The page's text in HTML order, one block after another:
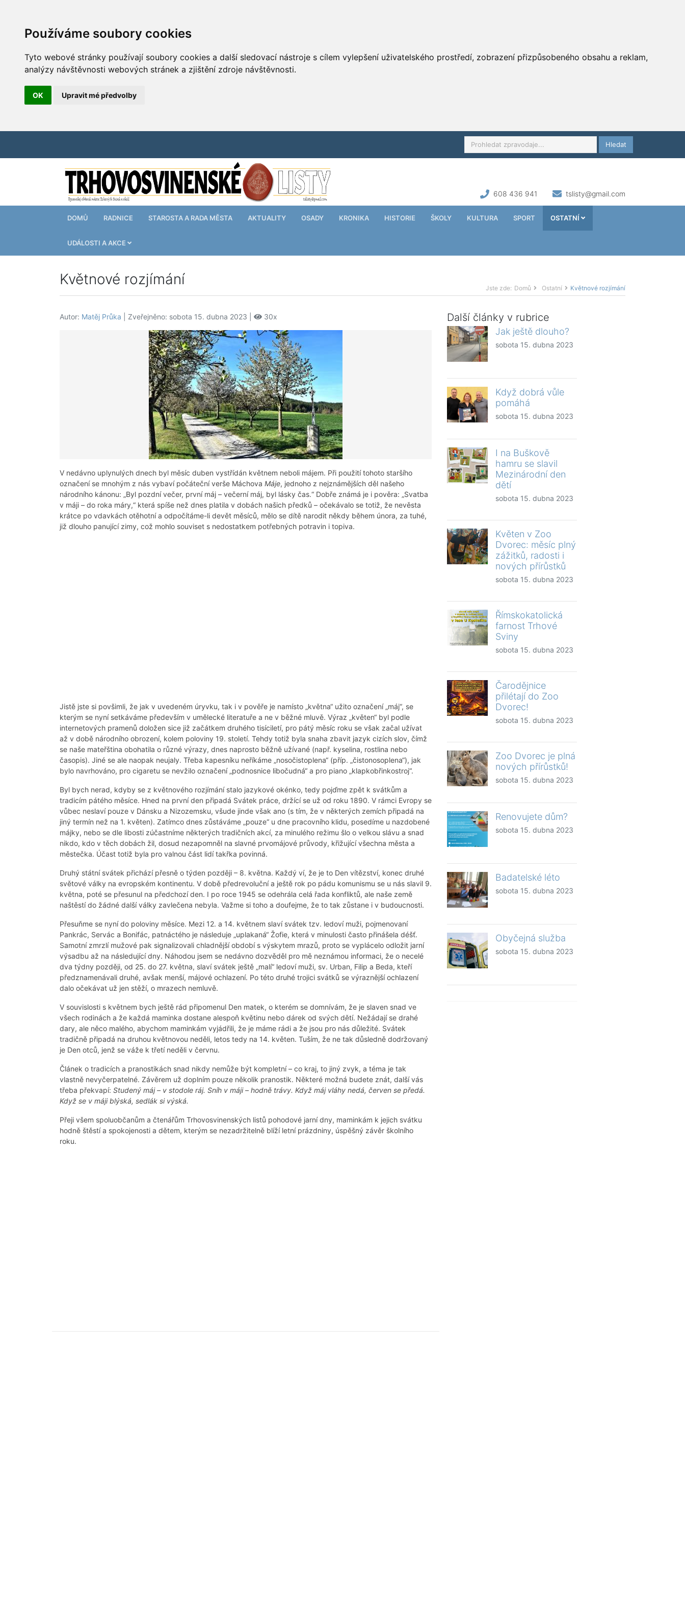
Používáme soubory cookies
Tyto webové stránky používají soubory cookies a další sledovací nástroje s cílem vylepšení uživatelského prostředí, zobrazení přizpůsobeného obsahu a reklam,
analýzy návštěvnosti webových stránek a zjištění zdroje návštěvnosti.
OK Upravit mé předvolby
Hledat
608 436 941 tslisty@gmail.com
DOMŮ RADNICE STAROSTA A RADA MĚSTA AKTUALITY OSADY KRONIKA HISTORIE ŠKOLY KULTURA SPORT OSTATNÍ
UDÁLOSTI A AKCE
Květnové rozjímání
Jste zde: Domů Ostatní Květnové rozjímání
Autor: Matěj Průka | Zveřejněno: sobota 15. dubna 2023 | 30x
V nedávno uplynulých dnech byl měsíc duben vystřídán květnem neboli májem. Při použití tohoto staršího
označení se mnohým z nás vybaví počáteční verše Máchova Máje, jednoho z nejznámějších děl našeho
národního kánonu: „Byl pozdní večer, první máj – večerní máj, byl lásky čas.“ Dobře známá je i pověra: „Svatba
v máji – do roka máry,“ která spíše než dnes platila v dobách našich předků – očekávalo se totiž, že nevěsta
krátce po vdavkách otěhotní a odpočítáme-li devět měsíců, mělo se dítě narodit někdy během února, za tuhé,
již dlouho panující zimy, což mohlo souviset s nedostatkem potřebných potravin i topiva.
Jistě jste si povšimli, že jak v uvedeném úryvku, tak i v pověře je namísto „května“ užito označení „máj“, se
kterým se nyní setkáváme především v umělecké literatuře a ne v běžné mluvě. Výraz „květen“ byl podle
internetových pramenů doložen sice již začátkem druhého tisíciletí, pro pátý měsíc roku se však začal užívat
až v době národního obrození, kolem poloviny 19. století. Tehdy totiž byla snaha zbavit jazyk cizích slov, čímž
se naše mateřština obohatila o různé výrazy, dnes naprosto běžně užívané (např. kyselina, rostlina nebo
časopis). Jiné se ale naopak neujaly. Třeba kapesníku neříkáme „nosočistoplena“ (příp. „čistonosoplena“), jak
bylo navrhováno, pro cigaretu se nevžilo označení „podnosnice libočudná“ a pro piano „klapkobřinkostroj“.
Byl bych nerad, kdyby se z květnového rozjímání stalo jazykové okénko, tedy pojďme zpět k svátkům a
tradicím pátého měsíce. Hned na první den připadá Svátek práce, držící se už od roku 1890. V rámci Evropy se
vůbec neslaví pouze v Dánsku a Nizozemsku, všude jinde však ano (s tím, že v některých zemích připadá na
jiný termín než na 1. květen). Zatímco dnes zůstáváme „pouze“ u dne pracovního klidu, posedíme u nazdobené
májky, nebo se dle libosti zúčastníme některých tradičních akcí, za minulého režimu šlo o velkou slávu a snad
nikdo, kdo v těch dobách žil, dosud nezapomněl na slavné prvomájové průvody, křižující všechna města a
městečka. Účast totiž byla pro valnou část lidí takřka povinná.
Druhý státní svátek přichází přesně o týden později – 8. května. Každý ví, že je to Den vítězství, konec druhé
světové války na evropském kontinentu. V době předrevoluční a ještě rok po pádu komunismu se u nás slavil 9.
května, poté se přesunul na předchozí den. I po roce 1945 se odehrála celá řada konfliktů, ale naše země
naštěstí do žádné další války zavlečena nebyla. Važme si toho a doufejme, že to tak zůstane i v budoucnosti.
Přesuňme se nyní do poloviny měsíce. Mezi 12. a 14. květnem slaví svátek tzv. ledoví muži, pojmenovaní
Pankrác, Servác a Bonifác, patnáctého je následuje „uplakaná“ Žofie, která v minulosti často přinášela déšť.
Samotní zmrzlí mužové pak signalizovali chladnější období s výskytem mrazů, proto se vyplácelo odložit jarní
výsadbu až na následující dny. Náhodou jsem se nedávno dozvěděl pro mě neznámou informaci, že o necelé
dva týdny později, od 25. do 27. května, slaví svátek ještě „malí“ ledoví muži, sv. Urban, Filip a Beda, kteří
předznamenávali druhé, avšak menší, májové ochlazení. Po této druhé trojici svátků se výraznější ochlazení
dalo očekávat už jen stěží, o mrazech nemluvě.
V souvislosti s květnem bych ještě rád připomenul Den matek, o kterém se domnívám, že je slaven snad ve
všech rodinách a že každá maminka dostane alespoň květinu nebo dárek od svých dětí. Nežádají se drahé
dary, ale něco malého, abychom maminkám vyjádřili, že je máme rádi a že jsou pro nás důležité. Svátek
tradičně připadá na druhou květnovou neděli, letos tedy na 14. květen. Tuším, že ne tak důsledně dodržovaný
je Den otců, jenž se váže k třetí neděli v červnu.
Článek o tradicích a pranostikách snad nikdy nemůže být kompletní – co kraj, to jiný zvyk, a téma je tak
vlastně nevyčerpatelné. Závěrem už doplním pouze několik pranostik. Některé možná budete znát, další vás
třeba překvapí: Studený máj – v stodole ráj. Sníh v máji – hodně trávy. Když máj vláhy nedá, červen se předá.
Když se v máji blýská, sedlák si výská.
Přeji všem spoluobčanům a čtenářům Trhovosvinenských listů pohodové jarní dny, maminkám k jejich svátku
hodně štěstí a spokojenosti a dětem, kterým se nezadržitelně blíží letní prázdniny, úspěšný závěr školního
roku.
Další články v rubrice
Jak ještě dlouho?
sobota 15. dubna 2023
Když dobrá vůle
pomáhá
sobota 15. dubna 2023
I na Buškově
hamru se slavil
Mezinárodní den
dětí
sobota 15. dubna 2023
Květen v Zoo
Dvorec: měsíc plný
zážitků, radosti i
nových přírůstků
sobota 15. dubna 2023
Římskokatolická
farnost Trhové
Sviny
sobota 15. dubna 2023
Čarodějnice
přilétají do Zoo
Dvorec!
sobota 15. dubna 2023
Zoo Dvorec je plná
nových přírůstků!
sobota 15. dubna 2023
Renovujete dům?
sobota 15. dubna 2023
Badatelské léto
sobota 15. dubna 2023
Obyčejná služba
sobota 15. dubna 2023